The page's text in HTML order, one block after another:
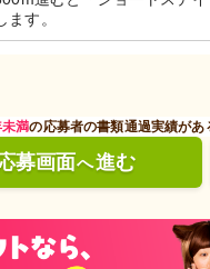
ます。
満の応募者の書類通過実績があ
募画面へ進む